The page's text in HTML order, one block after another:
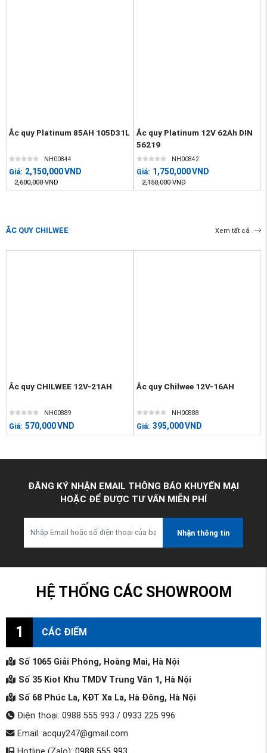
Ắc quy Platinum 85AH 105D31L
NH00844
Giá: 2,150,000VND
2,600,000 VND
Ắc quy Platinum 12V 62Ah DIN
56219
NH00842
Giá: 1,750,000VND
2,150,000 VND
ẮC QUY CHILWEE Xem tất cả
Ắc quy CHILWEE 12V-21AH
NH00889
Giá: 570,000VND
Ắc quy Chilwee 12V-16AH
NH00888
Giá: 395,000VND
ĐĂNG KÝ NHẬN EMAIL THÔNG BÁO KHUYẾN MẠI
HOẶC ĐỂ ĐƯỢC TƯ VẤN MIỄN PHÍ
Nhận thông tin
HỆ THỐNG CÁC SHOWROOM
1 CÁC ĐIỂM
Số 1065 Giải Phóng, Hoàng Mai, Hà Nội
Số 35 Kiot Khu TMDV Trung Văn 1, Hà Nội
Số 68 Phúc La, KĐT Xa La, Hà Đông, Hà Nội
Điện thoại: 0988 555 993 / 0933 225 996
Email: acquy247@gmail.com